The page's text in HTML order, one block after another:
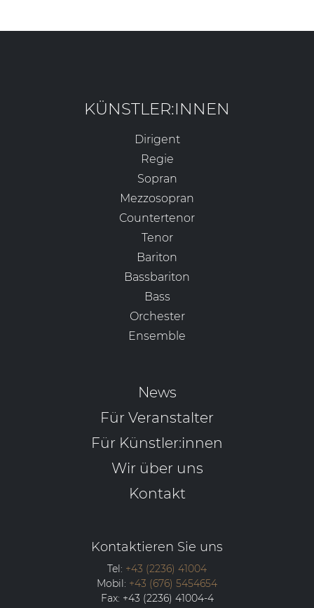
KÜNSTLER:INNEN
Dirigent
Regie
Sopran
Mezzosopran
Countertenor
Tenor
Bariton
Bassbariton
Bass
Orchester
Ensemble
News
Für Veranstalter
Für Künstler:innen
Wir über uns
Kontakt
Kontaktieren Sie uns
Tel: +43 (2236) 41004
Mobil: +43 (676) 5454654
Fax: +43 (2236) 41004-4